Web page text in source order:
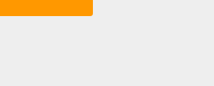
レッシュな甘さを
すいか】をぜひお